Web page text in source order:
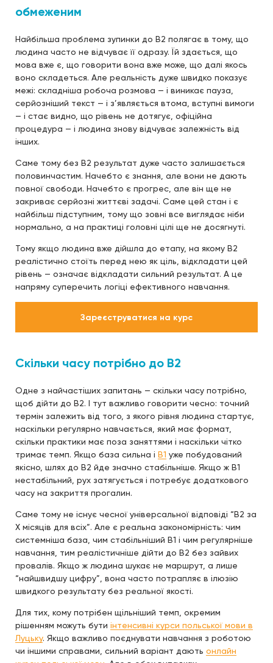
обмеженим
Найбільша проблема зупинки до B2 полягає в тому, що
людина часто не відчуває її одразу. Їй здається, що
мова вже є, що говорити вона вже може, що далі якось
воно складеться. Але реальність дуже швидко показує
межі: складніша робоча розмова — і виникає пауза,
серйозніший текст — і з’являється втома, вступні вимоги
— і стає видно, що рівень не дотягує, офіційна
процедура — і людина знову відчуває залежність від
інших.
Саме тому без B2 результат дуже часто залишається
половинчастим. Начебто є знання, але вони не дають
повної свободи. Начебто є прогрес, але він ще не
закриває серйозні життєві задачі. Саме цей стан і є
найбільш підступним, тому що зовні все виглядає ніби
нормально, а на практиці головні цілі ще не досягнуті.
Тому якщо людина вже дійшла до етапу, на якому B2
реалістично стоїть перед нею як ціль, відкладати цей
рівень — означає відкладати сильний результат. А це
напряму суперечить логіці ефективного навчання.
Зареєструватися на курс
Скільки часу потрібно до B2
Одне з найчастіших запитань — скільки часу потрібно,
щоб дійти до B2. І тут важливо говорити чесно: точний
термін залежить від того, з якого рівня людина стартує,
наскільки регулярно навчається, який має формат,
скільки практики має поза заняттями і наскільки чітко
тримає темп. Якщо база сильна і B1 уже побудований
якісно, шлях до B2 йде значно стабільніше. Якщо ж B1
нестабільний, рух затягується і потребує додаткового
часу на закриття прогалин.
Саме тому не існує чесної універсальної відповіді “B2 за
X місяців для всіх”. Але є реальна закономірність: чим
системніша база, чим стабільніший B1 і чим регулярніше
навчання, тим реалістичніше дійти до B2 без зайвих
провалів. Якщо ж людина шукає не маршрут, а лише
“найшвидшу цифру”, вона часто потрапляє в ілюзію
швидкого результату без реальної якості.
Для тих, кому потрібен щільніший темп, окремим
рішенням можуть бути інтенсивні курси польської мови в
Луцьку. Якщо важливо поєднувати навчання з роботою
чи іншими справами, сильний варіант дають онлайн